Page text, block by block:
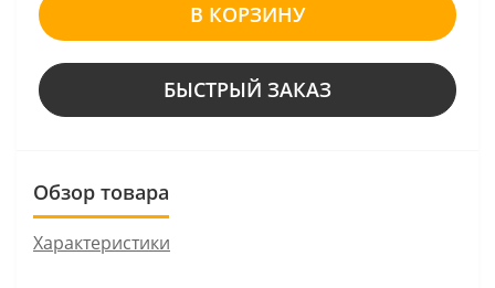
В КОРЗИНУ
БЫСТРЫЙ ЗАКАЗ
Обзор товара
Характеристики